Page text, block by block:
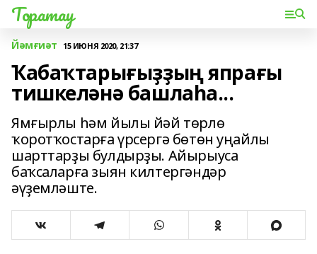
Торатау
Йәмғиәт 15 ИЮНЯ 2020, 21:37
Ҡабаҡтарығыҙҙың япрағы
тишкеләнә башлаһа...
Ямғырлы һәм йылы йәй төрлө
ҡоротҡостарға үрсергә бөтөн уңайлы
шарттарҙы булдырҙы. Айырыуса
баҡсаларға зыян килтергәндәр
әүҙемләште.